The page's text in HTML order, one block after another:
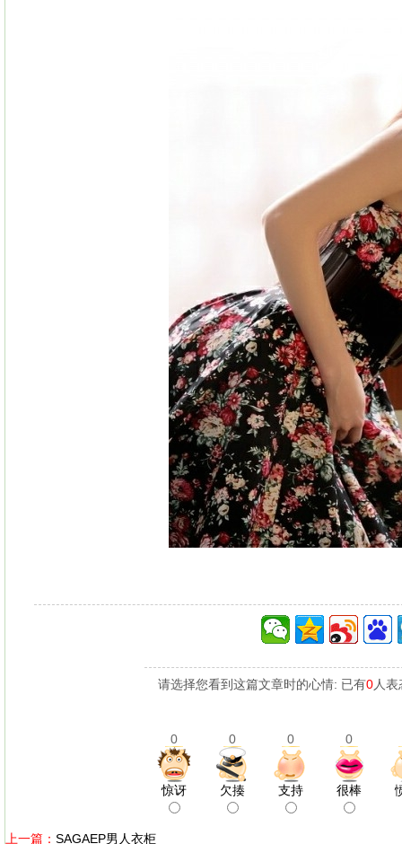
请选择您看到这篇文章时的心情: 已有0人
0 0 0 0
惊讶 欠揍 支持 很棒
上一篇： SAGAEP男人衣柜